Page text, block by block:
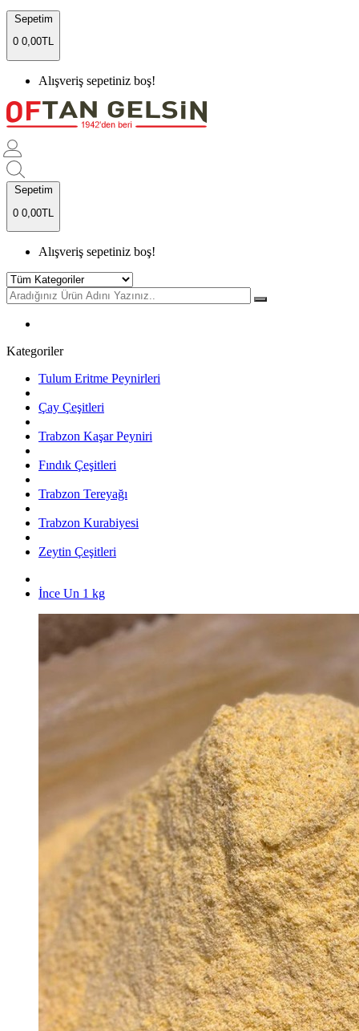
Sepetim
0 0,00TL
Alışveriş sepetiniz boş!
Sepetim
0 0,00TL
Alışveriş sepetiniz boş!
Kategoriler
Tulum Eritme Peynirleri
Çay Çeşitleri
Trabzon Kaşar Peyniri
Fındık Çeşitleri
Trabzon Tereyağı
Trabzon Kurabiyesi
Zeytin Çeşitleri
İnce Un 1 kg